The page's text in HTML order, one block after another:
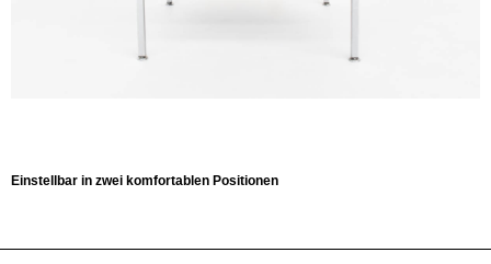
Einstellbar in zwei komfortablen Positionen